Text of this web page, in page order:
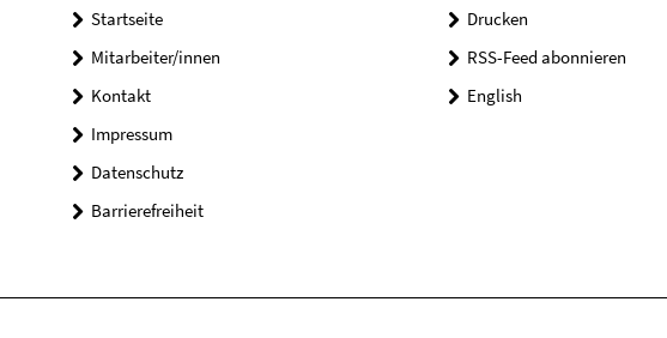
Startseite
Mitarbeiter/innen
Kontakt
Impressum
Datenschutz
Barrierefreiheit
Drucken
RSS-Feed abonnieren
English